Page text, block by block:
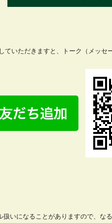
ていただきますと、トーク（メッセ
扱いになることがありますので、な